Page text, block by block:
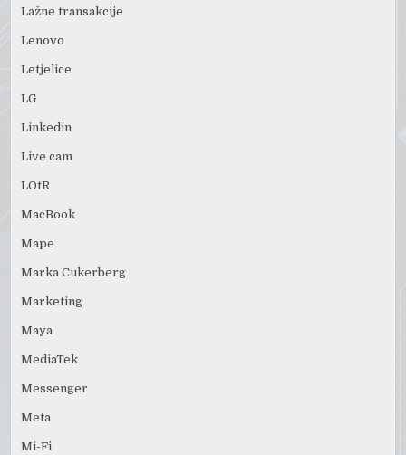
Lažne transakcije
Lenovo
Letjelice
LG
Linkedin
Live cam
LOtR
MacBook
Mape
Marka Cukerberg
Marketing
Maya
MediaTek
Messenger
Meta
Mi-Fi